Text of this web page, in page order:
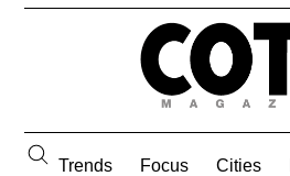
Trends Focus Cities